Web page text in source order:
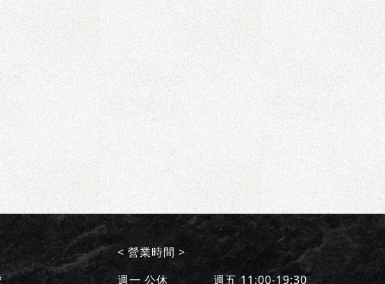
< 營業時間 >
週一 公休 週五 11:00-19:30